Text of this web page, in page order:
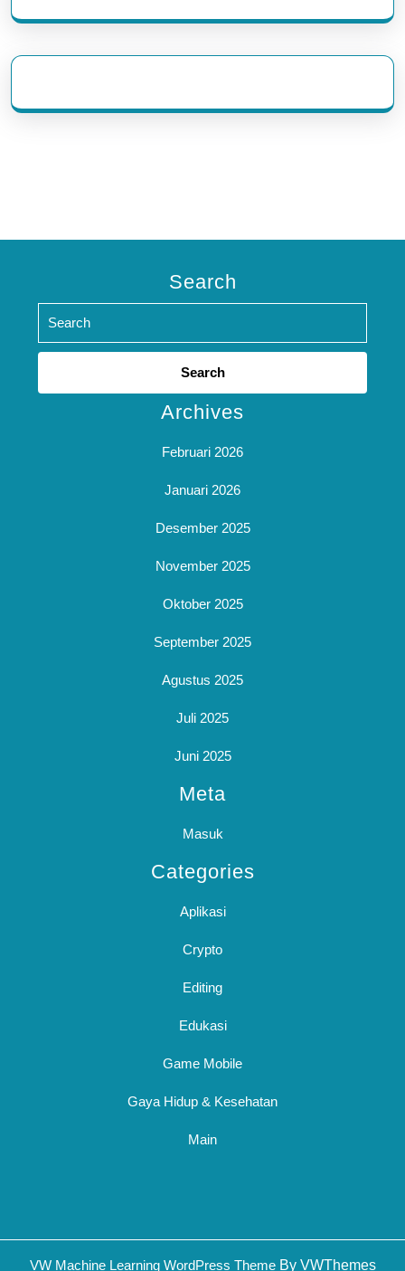
Search
Search
Archives
Februari 2026
Januari 2026
Desember 2025
November 2025
Oktober 2025
September 2025
Agustus 2025
Juli 2025
Juni 2025
Meta
Masuk
Categories
Aplikasi
Crypto
Editing
Edukasi
Game Mobile
Gaya Hidup & Kesehatan
Main
VW Machine Learning WordPress ThemeBy VWThemes